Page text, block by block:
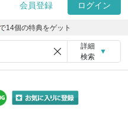
会員登録 ログイン
14個の特典をゲット
詳細
検索
▼